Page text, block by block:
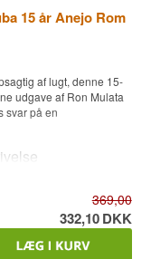
15 år Anejo Rom
af lugt, denne 15-
udgave af Ron Mulata
svar på en
og bærer farven af
rødbrune reflekser, et
369,00
332,10DKK